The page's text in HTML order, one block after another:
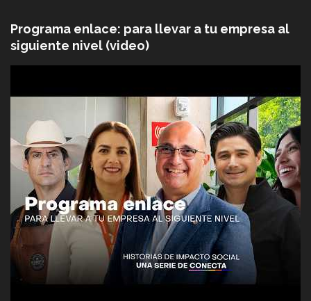
Programa enlace: para llevar a tu empresa al
siguiente nivel (video)